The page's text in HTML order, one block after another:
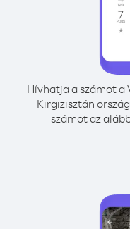
Hívhatja a számot a
Kirgizisztán
számot az